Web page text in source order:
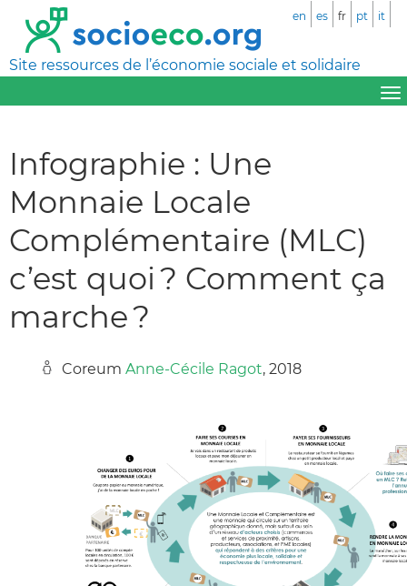
Site ressources de l’économie sociale et solidaire
en es fr pt it
Infographie : Une
Monnaie Locale
Complémentaire (MLC)
c’est quoi ? Comment ça
marche ?
Coreum Anne-Cécile Ragot, 2018